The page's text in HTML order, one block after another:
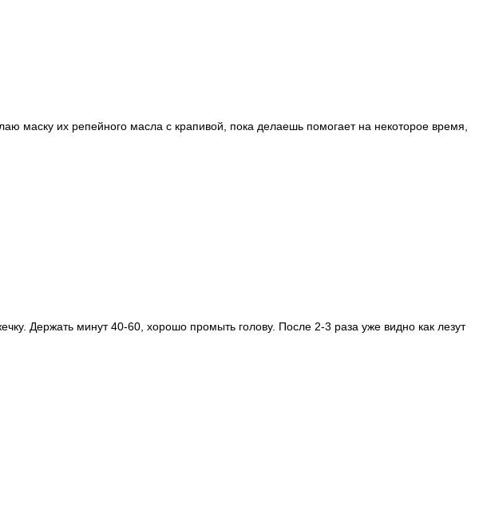
маску их репейного масла с крапивой, пока делаешь помогает на некоторое время,
Держать минут 40-60, хорошо промыть голову. После 2-3 раза уже видно как лезут